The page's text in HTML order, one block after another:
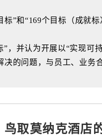
”和“169个目标（成就
，并认为开展以“实现可
的问题，与员工、业
鸟取莫纳克酒店